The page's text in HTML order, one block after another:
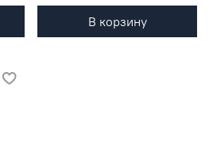
В корзину